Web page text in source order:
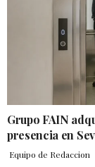
Grupo FAIN
presencia en
Equipo de Redaccion